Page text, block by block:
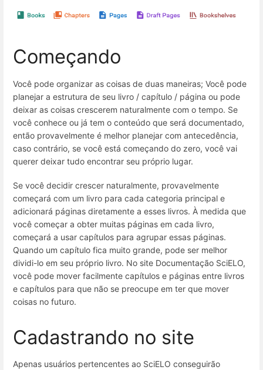
Começando
Você pode organizar as coisas de duas maneiras; Você pode
planejar a estrutura de seu livro / capítulo / página ou pode
deixar as coisas crescerem naturalmente com o tempo. Se
você conhece ou já tem o conteúdo que será documentado,
então provavelmente é melhor planejar com antecedência,
caso contrário, se você está começando do zero, você vai
querer deixar tudo encontrar seu próprio lugar.
Se você decidir crescer naturalmente, provavelmente
começará com um livro para cada categoria principal e
adicionará páginas diretamente a esses livros. À medida que
você começar a obter muitas páginas em cada livro,
começará a usar capítulos para agrupar essas páginas.
Quando um capítulo fica muito grande, pode ser melhor
dividi-lo em seu próprio livro. No site Documentação SciELO,
você pode mover facilmente capítulos e páginas entre livros
e capítulos para que não se preocupe em ter que mover
coisas no futuro.
Cadastrando no site
Apenas usuários pertencentes ao SciELO conseguirão